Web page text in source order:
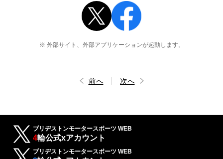
※ 外部サイト、外部アプリケーションが起動します。
前へ 次へ
ブリヂストンモータースポーツ WEB
4輪公式xアカウント
ブリヂストンモータースポーツ WEB